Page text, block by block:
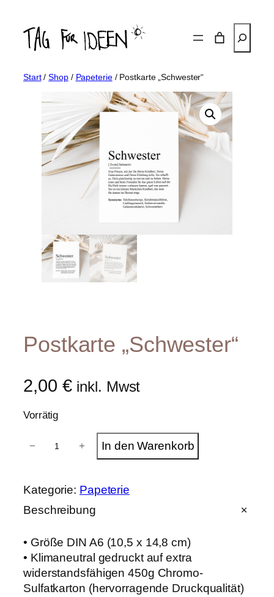
Inhalt
springen
Start/Shop/ Papeterie/ Postkarte „Schwester“
Postkarte „Schwester“
2,00 € inkl. Mwst
Vorrätig
k
a
r
"
h
w
− + In den Warenkorb
Kategorie: Papeterie
Beschreibung
• Größe DIN A6 (10,5 x 14,8 cm)
• Klimaneutral gedruckt auf extra
widerstandsfähigen 450g Chromo-
Sulfatkarton (hervorragende Druckqualität)